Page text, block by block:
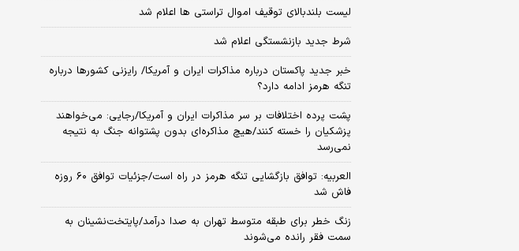
لیست بلندبالای توقیف اموال تراستی ها اعلام شد
شرط جدید بازنشستگی اعلام شد
خبر جدید پاکستان درباره مذاکرات ایران و آمریکا/ رایزنی کشورها درباره
تنگه هرمز ادامه دارد؟
پشت پرده اختلافات بر سر مذاکرات ایران و آمریکا/رجایی: می‌خواهند
پزشکیان را خسته کنند/هیچ مذاکره‌ای بدون پشتوانه جنگ به نتیجه
نمی‌رسد
العربیه: توافق بازگشایی تنگه هرمز در راه است/جزئیات توافق ۶۰ روزه
فاش شد
زنگ خطر برای طبقه متوسط تهران به صدا درآمد/پایتخت‌نشینان به
سمت فقر رانده می‌شوند